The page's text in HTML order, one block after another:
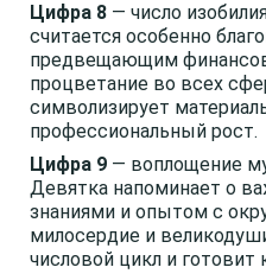
Цифра 8 — число
считается особенно
предвещающим
процветание во всех
символизирует
профессиональный рост.
Цифра 9 — воплощение
Девятка напоминает о
знаниями и опытом с
милосердие и
числовой цикл и готовит